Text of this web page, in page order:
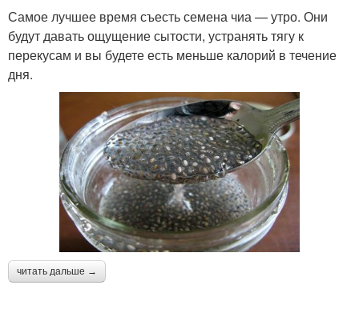
Самое лучшее время съесть семена чиа — утро. Они
будут давать ощущение сытости, устранять тягу к
перекусам и вы будете есть меньше калорий в течение
дня.
читать дальше →